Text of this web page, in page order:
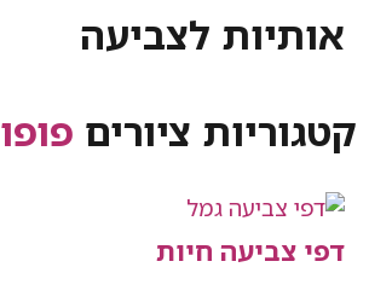
לצביעה
ציוריםפופולריות
חיות